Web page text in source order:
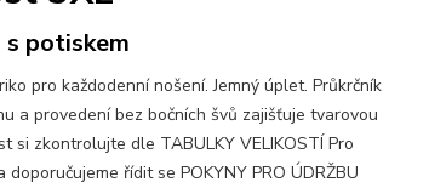
s potiskem
pro každodenní nošení. Jemný úplet. Průkrčník
a provedení bez bočních švů zajišťuje tvarovou
si zkontrolujte dle TABULKY VELIKOSTÍ Pro
řídit se POKYNY PRO ÚDRŽBU